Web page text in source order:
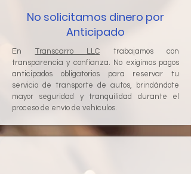
No solicitamos dinero por
Anticipado
En Transcarro LLC trabajamos con
transparencia y confianza. No exigimos pagos
anticipados obligatorios para reservar tu
servicio de transporte de autos, brindándote
mayor seguridad y tranquilidad durante el
proceso de envío de vehículos.